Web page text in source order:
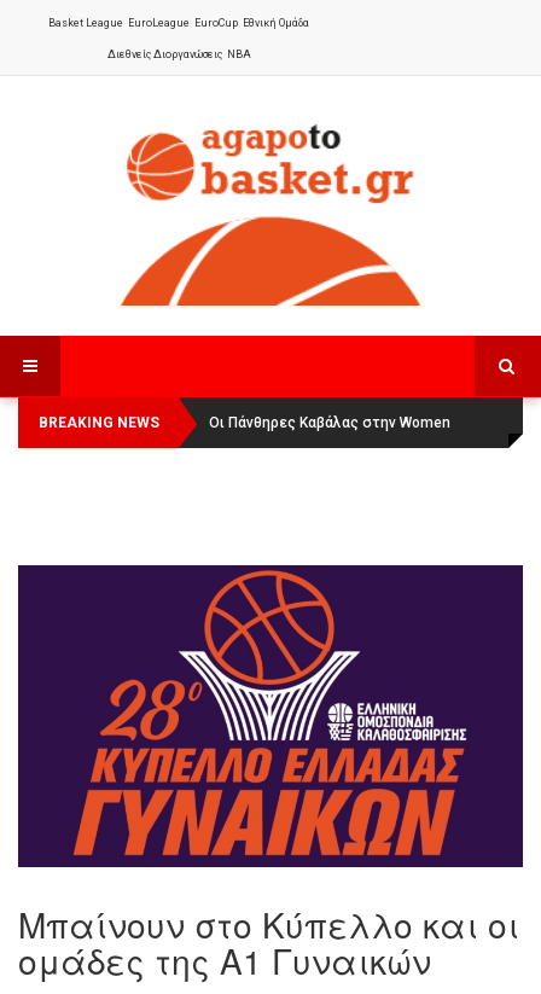
Basket League EuroLeague EuroCup Εθνική Ομάδα
Διεθνείς Διοργανώσεις NBA
BREAKING NEWS
Οι Πάνθηρες Καβάλας στην Women
Basketball League 1:
Αναχώρησε για τα Γιάννενα η Εθνική
Γυναικών
Μπαίνουν στο Κύπελλο και οι
ομάδες της Α1 Γυναικών